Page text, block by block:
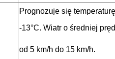
Prognozuje się
-13°C. Wiatr o średniej
od 5 km/h do 15 km/h.